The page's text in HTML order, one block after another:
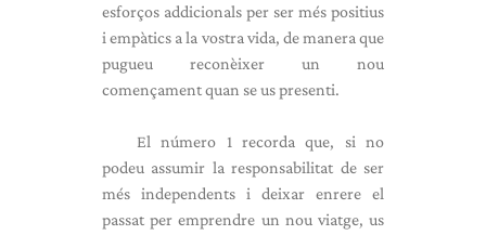
esforços addicionals per ser més positius
i empàtics a la vostra vida, de manera que
pugueu reconèixer un nou
començament quan se us presenti.
El número 1 recorda que, si no
podeu assumir la responsabilitat de ser
més independents i deixar enrere el
passat per emprendre un nou viatge, us